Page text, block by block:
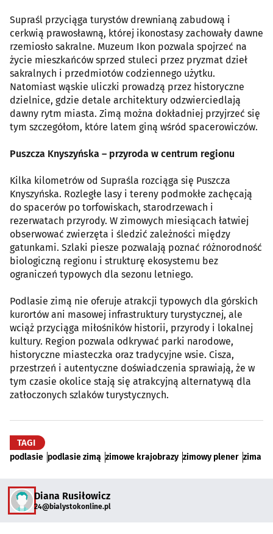
Supraśl przyciąga turystów drewnianą zabudową i
cerkwią prawosławną, której ikonostasy zachowały dawne
rzemiosło sakralne. Muzeum Ikon pozwala spojrzeć na
życie mieszkańców sprzed stuleci przez pryzmat dzieł
sakralnych i przedmiotów codziennego użytku.
Natomiast wąskie uliczki prowadzą przez historyczne
dzielnice, gdzie detale architektury odzwierciedlają
dawny rytm miasta. Zimą można dokładniej przyjrzeć się
tym szczegółom, które latem giną wśród spacerowiczów.
Puszcza Knyszyńska – przyroda w centrum regionu
Kilka kilometrów od Supraśla rozciąga się Puszcza
Knyszyńska. Rozległe lasy i tereny podmokłe zachęcają
do spacerów po torfowiskach, starodrzewach i
rezerwatach przyrody. W zimowych miesiącach łatwiej
obserwować zwierzęta i śledzić zależności między
gatunkami. Szlaki piesze pozwalają poznać różnorodność
biologiczną regionu i strukturę ekosystemu bez
ograniczeń typowych dla sezonu letniego.
Podlasie zimą nie oferuje atrakcji typowych dla górskich
kurortów ani masowej infrastruktury turystycznej, ale
wciąż przyciąga miłośników historii, przyrody i lokalnej
kultury. Region pozwala odkrywać parki narodowe,
historyczne miasteczka oraz tradycyjne wsie. Cisza,
przestrzeń i autentyczne doświadczenia sprawiają, że w
tym czasie okolice stają się atrakcyjną alternatywą dla
zatłoczonych szlaków turystycznych.
TAGI
podlasie podlasie zimą zimowe krajobrazy zimowy plener zima
Diana Rusiłowicz
24@bialystokonline.pl